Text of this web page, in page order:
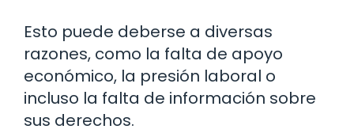
Esto puede deberse a diversas
razones, como la falta de apoyo
económico, la presión laboral o
incluso la falta de información sobre
sus derechos.